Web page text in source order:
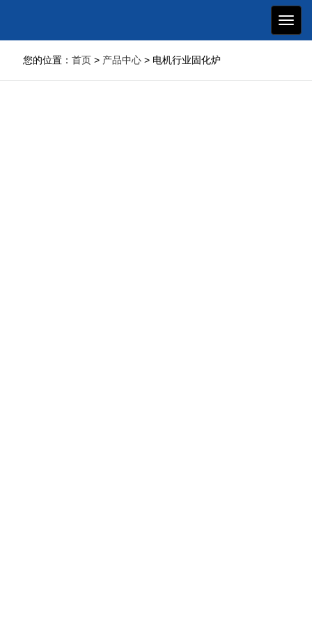
博骏
加热
您的位置： 首页 > 产品中心 > 电机行业固化炉